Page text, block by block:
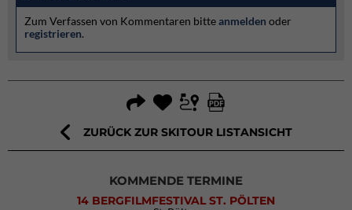
Zum Verfassen von Kommentaren bitteanmelden oder
registrieren.
ZURÜCK ZUR SKITOUR LISTANSICHT
KOMMENDE TERMINE
14 BERGFILMFESTIVAL ST. PÖLTEN